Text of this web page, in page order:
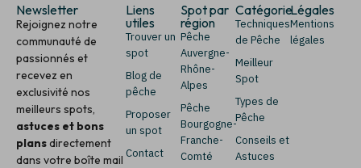
Newsletter
Rejoignez notre
communauté de
passionnés et
recevez en
exclusivité nos
meilleurs spots,
astuces et bons
plansdirectement
dans votre boîte mail
Liens
utiles
Trouver un
spot
Blog de
pêche
Proposer
un spot
Contact
Spot par
région
Pêche
Auvergne-
Rhône-
Alpes
Pêche
Bourgogne-
Franche-
Comté
Catégorie
Techniques
de Pêche
Meilleur
Spot
Types de
Pêche
Conseils et
Astuces
Légales
Mentions
légales